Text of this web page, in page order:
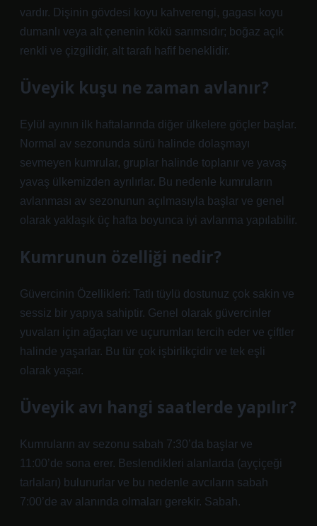
vardır. Dişinin gövdesi koyu kahverengi, gagası koyu
dumanlı veya alt çenenin kökü sarımsıdır; boğaz açık
renkli ve çizgilidir, alt tarafı hafif beneklidir.
Üveyik kuşu ne zaman avlanır?
Eylül ayının ilk haftalarında diğer ülkelere göçler başlar.
Normal av sezonunda sürü halinde dolaşmayı
sevmeyen kumrular, gruplar halinde toplanır ve yavaş
yavaş ülkemizden ayrılırlar. Bu nedenle kumruların
avlanması av sezonunun açılmasıyla başlar ve genel
olarak yaklaşık üç hafta boyunca iyi avlanma yapılabilir.
Kumrunun özelliği nedir?
Güvercinin Özellikleri: Tatlı tüylü dostunuz çok sakin ve
sessiz bir yapıya sahiptir. Genel olarak güvercinler
yuvaları için ağaçları ve uçurumları tercih eder ve çiftler
halinde yaşarlar. Bu tür çok işbirlikçidir ve tek eşli
olarak yaşar.
Üveyik avı hangi saatlerde yapılır?
Kumruların av sezonu sabah 7:30’da başlar ve
11:00’de sona erer. Beslendikleri alanlarda (ayçiçeği
tarlaları) bulunurlar ve bu nedenle avcıların sabah
7:00’de av alanında olmaları gerekir. Sabah.